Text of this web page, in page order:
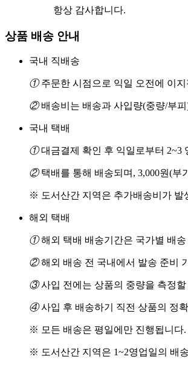
항상 감사합니다.
상품 배송 안내
국내 직배송
①주문한 시점으로 익일 오전에 이
②배송비는 배송과 사입량(중량/부
국내 택배
①대금결제 확인 후 익일로부터 2~3
②택배를 통해 배송되며, 3,000원(부
※ 도서산간 지역은 추가배송비가 발
해외 택배
①해외 택배 배송기간은 국가별 배
②해외 배송 전 국내에서 발송 준비
③사입 전에는 상품의 중량을 측정
④사입 후 배송하기 직전 상품의 정
※ 모든 배송은 평일에만 진행됩니다
※ 도서산간 지역은 1~2영업일의 배